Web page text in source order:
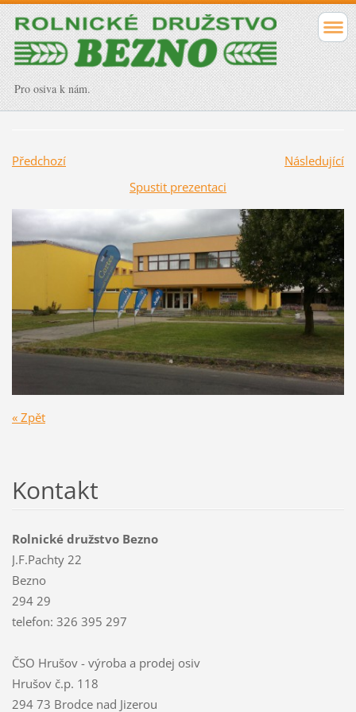
Pro osiva k nám.
Předchozí
Následující
Spustit prezentaci
« Zpět
Kontakt
Rolnické družstvo Bezno
J.F.Pachty 22
Bezno
294 29
telefon: 326 395 297
ČSO Hrušov - výroba a prodej osiv
Hrušov č.p. 118
294 73 Brodce nad Jizerou